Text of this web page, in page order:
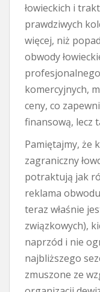
łowieckich i
prawdziwych
więcej, niż
obwody
komercyjnych,
ceny, co
finansową, lecz
Pamiętajmy, że
zagraniczny
potraktują jak
reklama
teraz właśnie
związkowych),
naprzód i nie
najbliższego
zmuszone ze